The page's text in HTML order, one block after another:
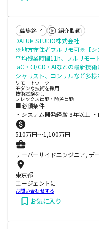
募集終了
紹介動画
DATUM STUDIO株式会社
※地方在住者フルリモ可※【シ
平均残業時間11h、フルリモー
IaC・CI/CD・AIなどの最新技
シャリスト、コンサルなど多様
リモートワーク
モダンな技術を採用
技術試験なし
フレックス出勤・時差出勤
■必須条件
・システム開発経験 3年以上
510万円〜1,100万円
サーバーサイドエンジニア, デ
東京都
エージェントに
お問い合わせする
お気に入り